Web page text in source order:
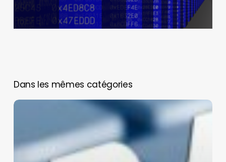
You May Also Like
Biomedical
(BimmoH)